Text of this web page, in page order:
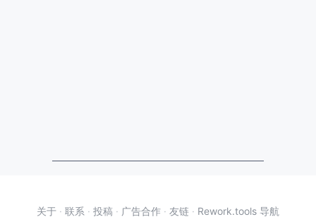
关于 · 联系 · 投稿 · 广告合作 · 友链 · Rework.tools 导航